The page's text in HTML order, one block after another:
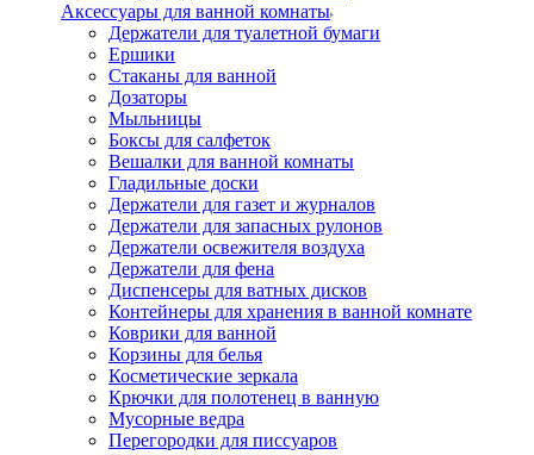
Аксессуары для ванной комнаты
Держатели для туалетной бумаги
Ершики
Стаканы для ванной
Дозаторы
Мыльницы
Боксы для салфеток
Вешалки для ванной комнаты
Гладильные доски
Держатели для газет и журналов
Держатели для запасных рулонов
Держатели освежителя воздуха
Держатели для фена
Диспенсеры для ватных дисков
Контейнеры для хранения в ванной комнате
Коврики для ванной
Корзины для белья
Косметические зеркала
Крючки для полотенец в ванную
Мусорные ведра
Перегородки для писсуаров